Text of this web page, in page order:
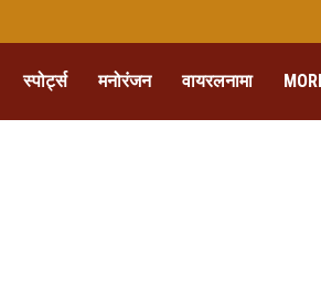
स्पोर्ट्स मनोरंजन वायरलनामा